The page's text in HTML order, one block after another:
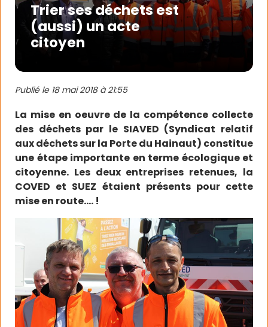
Trier ses déchets est
(aussi) un acte
citoyen
Publié le 18 mai 2018 à 21:55
La mise en oeuvre de la compétence collecte
des déchets par le SIAVED (Syndicat relatif
aux déchets sur la Porte du Hainaut) constitue
une étape importante en terme écologique et
citoyenne. Les deux entreprises retenues, la
COVED et SUEZ étaient présents pour cette
mise en route…. !